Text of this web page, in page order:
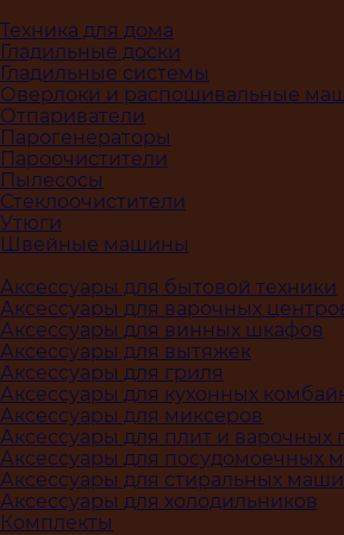
Техника для дома
Гладильные доски
Гладильные системы
Оверлоки и распошивальные
Отпариватели
Парогенераторы
Пароочистители
Пылесосы
Стеклоочистители
Утюги
Швейные машины
Аксессуары для бытовой техники
Аксессуары для варочных
Аксессуары для винных шкафов
Аксессуары для вытяжек
Аксессуары для гриля
Аксессуары для кухонных
Аксессуары для миксеров
Аксессуары для плит и варочных
Аксессуары для посудомоечных
Аксессуары для стиральных
Аксессуары для холодильников
Комплекты